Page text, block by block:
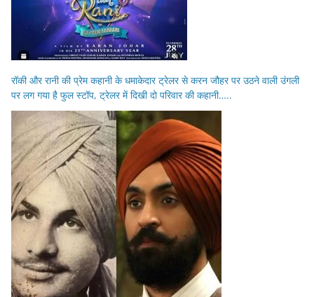
रॉकी और रानी की प्रेम कहानी के धमाकेदार ट्रेलर से करन जौहर पर उठने वाली उंगली
पर लग गया है फुल स्टॉप, ट्रेलर में दिखी दो परिवार की कहानी…..